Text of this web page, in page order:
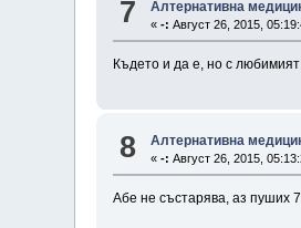
7 Алтернативна
«-: Август 26, 2015,
Където и да е, но с любимият
8 Алтернативна
«-: Август 26, 2015,
Абе не състарява, аз пуших